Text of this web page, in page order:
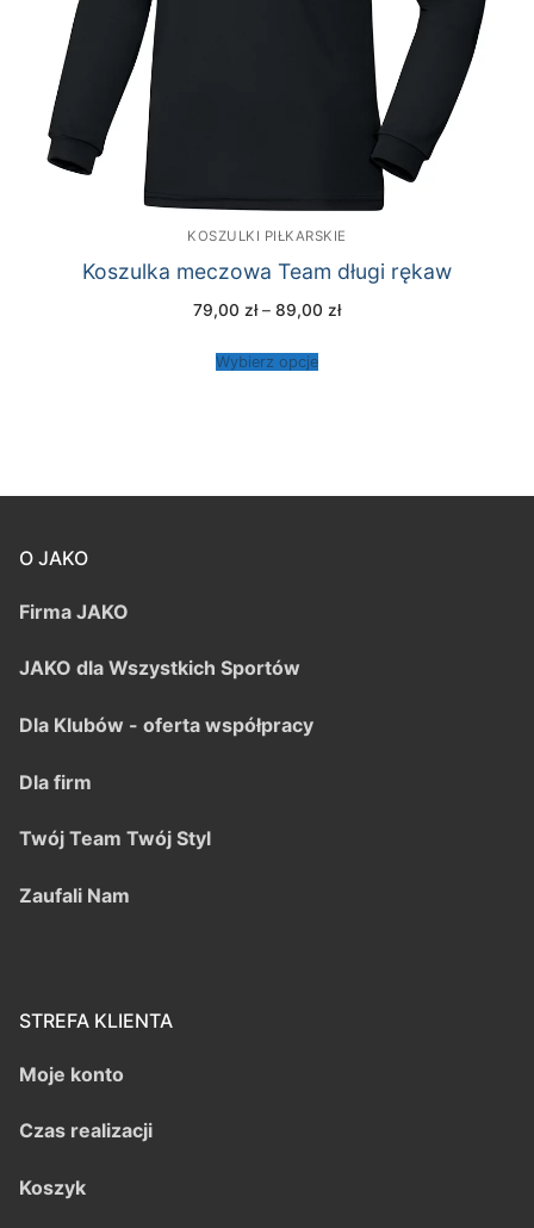
KOSZULKI PIŁKARSKIE
Koszulka meczowa Team długi rękaw
79,00 zł – 89,00 złZakres
Wybierz opcje
O JAKO
Firma JAKO
JAKO dla Wszystkich Sportów
Dla Klubów - oferta współpracy
Dla firm
Twój Team Twój Styl
Zaufali Nam
STREFA KLIENTA
Moje konto
Czas realizacji
Koszyk